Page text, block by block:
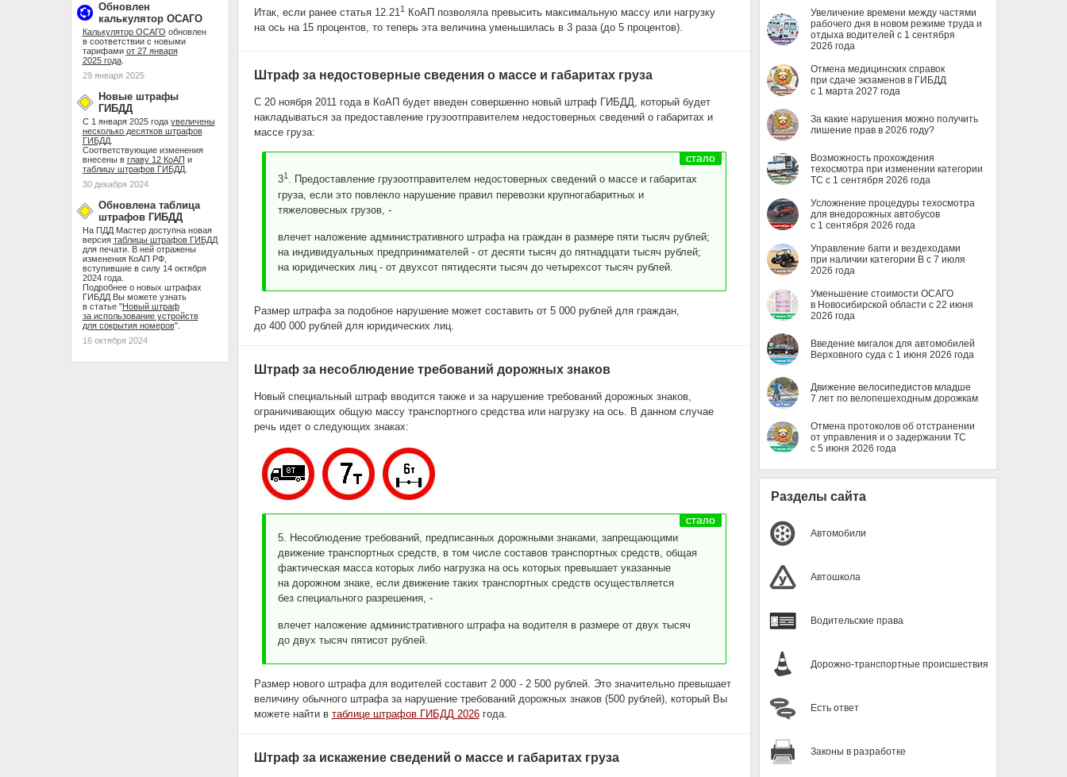
Обновлен
калькулятор ОСАГО
Калькулятор ОСАГО обновлен
в соответствии с новыми
тарифами от 27 января
2025 года.
29 января 2025
Новые штрафы
ГИБДД
С 1 января 2025 года увеличены
несколько десятков штрафов
ГИБДД.
Соответствующие изменения
внесены в главу 12 КоАП и
таблицу штрафов ГИБДД.
30 декабря 2024
Обновлена таблица
штрафов ГИБДД
На ПДД Мастер доступна новая
версия таблицы штрафов ГИБДД
для печати. В ней отражены
изменения КоАП РФ,
вступившие в силу 14 октября
2024 года.
Подробнее о новых штрафах
ГИБДД Вы можете узнать
в статье "Новый штраф
за использование устройств
для сокрытия номеров".
16 октября 2024
Итак, если ранее статья 12.211КоАП позволяла превысить максимальную массу или нагрузку
на ось на 15 процентов, то теперь эта величина уменьшилась в 3 раза (до 5 процентов).
Штраф за недостоверные сведения о массе и габаритах груза
С 20 ноября 2011 года в КоАП будет введен совершенно новый штраф ГИБДД, который будет
накладываться за предоставление грузоотправителем недостоверных сведений о габаритах и
массе груза:
31 . Предоставление грузоотправителем недостоверных сведений о массе и габаритах
груза, если это повлекло нарушение правил перевозки крупногабаритных и
тяжеловесных грузов, -
влечет наложение административного штрафа на граждан в размере пяти тысяч рублей;
на индивидуальных предпринимателей - от десяти тысяч до пятнадцати тысяч рублей;
на юридических лиц - от двухсот пятидесяти тысяч до четырехсот тысяч рублей.
Размер штрафа за подобное нарушение может составить от 5 000 рублей для граждан,
до 400 000 рублей для юридических лиц.
Штраф за несоблюдение требований дорожных знаков
Новый специальный штраф вводится также и за нарушение требований дорожных знаков,
ограничивающих общую массу транспортного средства или нагрузку на ось. В данном случае
речь идет о следующих знаках:
5. Несоблюдение требований, предписанных дорожными знаками, запрещающими
движение транспортных средств, в том числе составов транспортных средств, общая
фактическая масса которых либо нагрузка на ось которых превышает указанные
на дорожном знаке, если движение таких транспортных средств осуществляется
без специального разрешения, -
влечет наложение административного штрафа на водителя в размере от двух тысяч
до двух тысяч пятисот рублей.
Размер нового штрафа для водителей составит 2 000 - 2 500 рублей. Это значительно превышает
величину обычного штрафа за нарушение требований дорожных знаков (500 рублей), который Вы
можете найти в таблице штрафов ГИБДД 2026года.
Штраф за искажение сведений о массе и габаритах груза
Увеличение времени между частями
рабочего дня в новом режиме труда и
отдыха водителей с 1 сентября
2026 года
Отмена медицинских справок
при сдаче экзаменов в ГИБДД
с 1 марта 2027 года
За какие нарушения можно получить
лишение прав в 2026 году?
Возможность прохождения
техосмотра при изменении категории
ТС с 1 сентября 2026 года
Усложнение процедуры техосмотра
для внедорожных автобусов
с 1 сентября 2026 года
Управление багги и вездеходами
при наличии категории B с 7 июля
2026 года
Уменьшение стоимости ОСАГО
в Новосибирской области с 22 июня
2026 года
Введение мигалок для автомобилей
Верховного суда с 1 июня 2026 года
Движение велосипедистов младше
7 лет по велопешеходным дорожкам
Отмена протоколов об отстранении
от управления и о задержании ТС
с 5 июня 2026 года
Разделы сайта
Автомобили
Автошкола
Водительские права
Дорожно-транспортные происшествия
Есть ответ
Законы в разработке